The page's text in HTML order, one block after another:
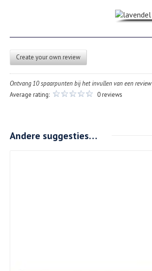
Create your own review
Ontvang 10 spaarpunten bij het invullen van een review
Average rating:
0 reviews
Andere suggesties…